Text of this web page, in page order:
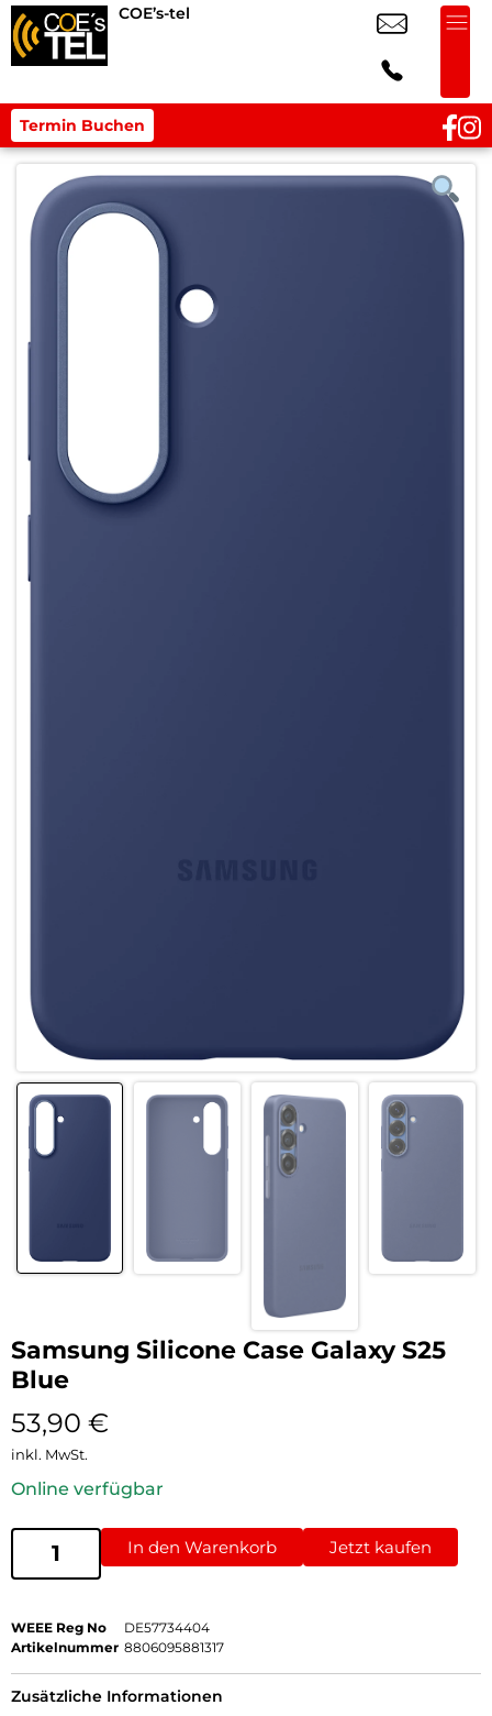
COE’s-tel
Termin Buchen
Samsung Silicone Case Galaxy S25
Blue
53,90 €
inkl. MwSt.
Online verfügbar
In den Warenkorb Jetzt kaufen
WEEE Reg No
DE57734404
Artikelnummer 8806095881317
Zusätzliche Informationen